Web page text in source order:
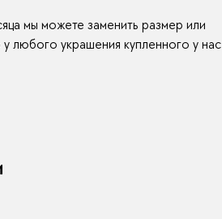
мы можете заменить размер или
любого украшения купленного у нас